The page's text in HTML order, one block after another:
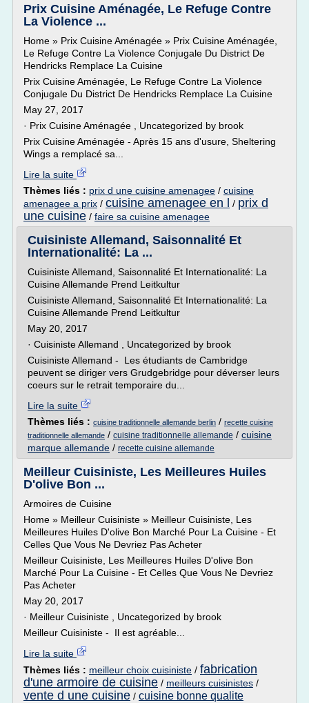
Prix Cuisine Aménagée, Le Refuge Contre
La Violence ...
Home » Prix Cuisine Aménagée » Prix Cuisine Aménagée,
Le Refuge Contre La Violence Conjugale Du District De
Hendricks Remplace La Cuisine
Prix Cuisine Aménagée, Le Refuge Contre La Violence
Conjugale Du District De Hendricks Remplace La Cuisine
May 27, 2017
· Prix Cuisine Aménagée , Uncategorized by brook
Prix Cuisine Aménagée - Après 15 ans d'usure, Sheltering
Wings a remplacé sa...
Lire la suite
Thèmes liés : prix d une cuisine amenagee / cuisine
amenagee a prix / cuisine amenagee en l / prix d
une cuisine / faire sa cuisine amenagee
Cuisiniste Allemand, Saisonnalité Et
Internationalité: La ...
Cuisiniste Allemand, Saisonnalité Et Internationalité: La
Cuisine Allemande Prend Leitkultur
Cuisiniste Allemand, Saisonnalité Et Internationalité: La
Cuisine Allemande Prend Leitkultur
May 20, 2017
· Cuisiniste Allemand , Uncategorized by brook
Cuisiniste Allemand - Les étudiants de Cambridge
peuvent se diriger vers Grudgebridge pour déverser leurs
coeurs sur le retrait temporaire du...
Lire la suite
Thèmes liés : cuisine traditionnelle allemande berlin / recette cuisine
traditionnelle allemande / cuisine traditionnelle allemande / cuisine
marque allemande / recette cuisine allemande
Meilleur Cuisiniste, Les Meilleures Huiles
D'olive Bon ...
Armoires de Cuisine
Home » Meilleur Cuisiniste » Meilleur Cuisiniste, Les
Meilleures Huiles D'olive Bon Marché Pour La Cuisine - Et
Celles Que Vous Ne Devriez Pas Acheter
Meilleur Cuisiniste, Les Meilleures Huiles D'olive Bon
Marché Pour La Cuisine - Et Celles Que Vous Ne Devriez
Pas Acheter
May 20, 2017
· Meilleur Cuisiniste , Uncategorized by brook
Meilleur Cuisiniste - Il est agréable...
Lire la suite
Thèmes liés : meilleur choix cuisiniste / fabrication
d'une armoire de cuisine / meilleurs cuisinistes /
vente d une cuisine / cuisine bonne qualite